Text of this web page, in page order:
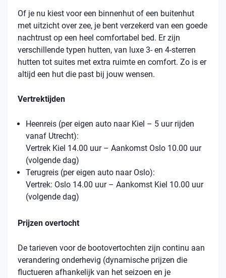
Of je nu kiest voor een binnenhut of een buitenhut
met uitzicht over zee, je bent verzekerd van een goede
nachtrust op een heel comfortabel bed. Er zijn
verschillende typen hutten, van luxe 3- en 4-sterren
hutten tot suites met extra ruimte en comfort. Zo is er
altijd een hut die past bij jouw wensen.
Vertrektijden
Heenreis (per eigen auto naar Kiel – 5 uur rijden
vanaf Utrecht):
Vertrek Kiel 14.00 uur – Aankomst Oslo 10.00 uur
(volgende dag)
Terugreis (per eigen auto naar Oslo):
Vertrek: Oslo 14.00 uur – Aankomst Kiel 10.00 uur
(volgende dag)
Prijzen overtocht
De tarieven voor de bootovertochten zijn continu aan
verandering onderhevig (dynamische prijzen die
fluctueren afhankelijk van het seizoen en je